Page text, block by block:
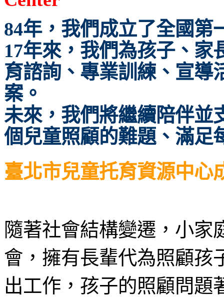
84年，我們成立了全國第
17年來，我們為孩子、
育諮詢、專業訓練、宣
案。
未來，我們將繼續陪伴並
個兒童照顧的難題、滿足
臺北市兒童托育資源中心
隨著社會結構變遷，小家
會，擁有長輩代為照顧孩
出工作，孩子的照顧問題